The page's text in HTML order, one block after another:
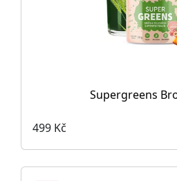
Supergreens
499 Kč